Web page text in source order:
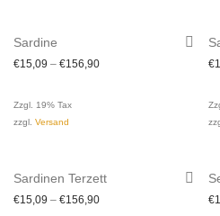
Sardine
€15,09 – €156,90
Zzgl. 19% Tax
zzgl. Versand
€
Sardinen Terzett
€15,09 – €156,90 €